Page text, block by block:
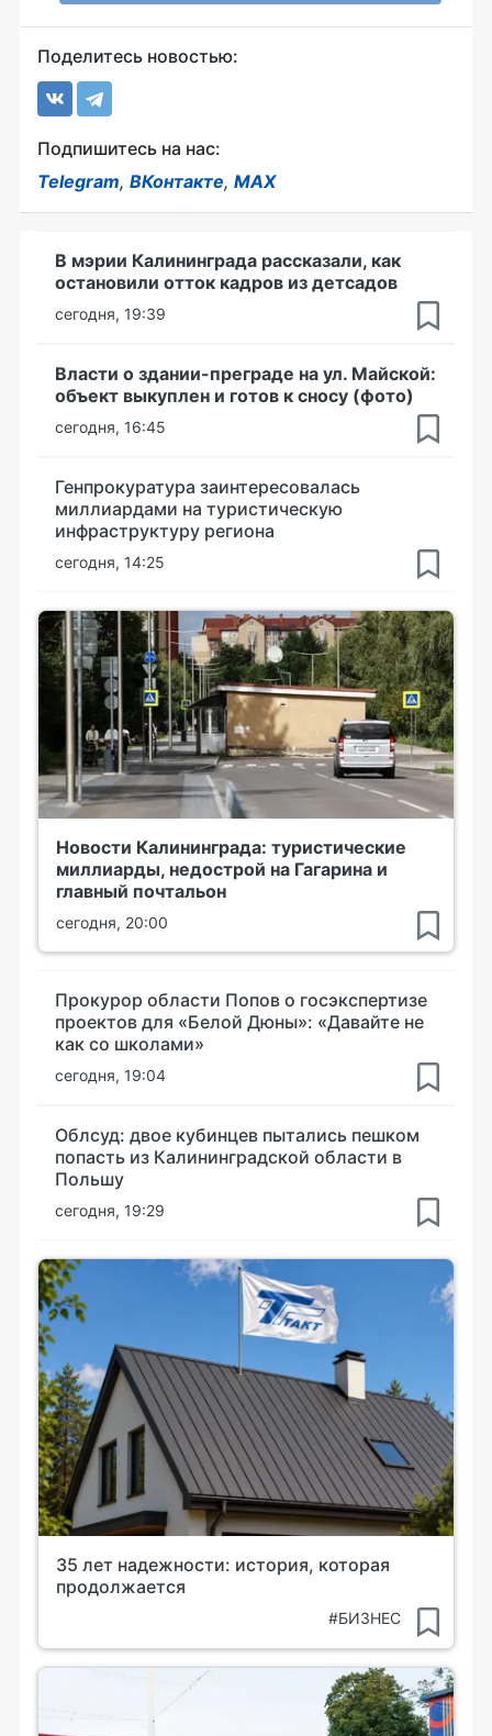
Поделитесь новостью:
Подпишитесь на нас:
Telegram, ВКонтакте, MAX
В мэрии Калининграда рассказали, как
остановили отток кадров из детсадов
сегодня, 19:39
Власти о здании-преграде на ул. Майской:
объект выкуплен и готов к сносу (фото)
сегодня, 16:45
Генпрокуратура заинтересовалась
миллиардами на туристическую
инфраструктуру региона
сегодня, 14:25
Новости Калининграда: туристические
миллиарды, недострой на Гагарина и
главный почтальон
сегодня, 20:00
Прокурор области Попов о госэкспертизе
проектов для «Белой Дюны»: «Давайте не
как со школами»
сегодня, 19:04
Облсуд: двое кубинцев пытались пешком
попасть из Калининградской области в
Польшу
сегодня, 19:29
35 лет надежности: история, которая
продолжается
#БИЗНЕС